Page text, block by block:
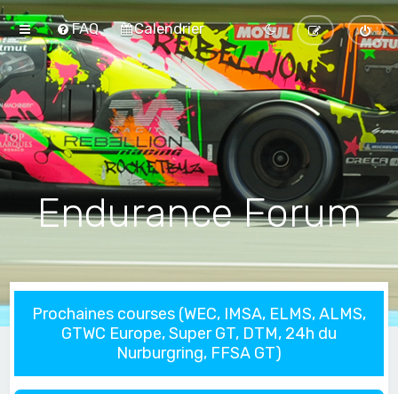
FAQ Calendrier
Endurance Forum
Prochaines courses (WEC, IMSA, ELMS, ALMS,
GTWC Europe, Super GT, DTM, 24h du
Nurburgring, FFSA GT)